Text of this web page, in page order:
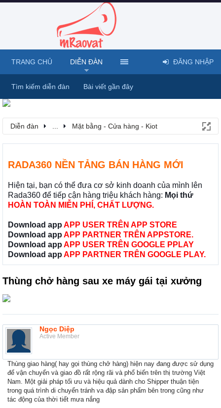
Diễn đàn Mặt bằng - Cửa hàng - Kiot
RADA360 NỀN TẢNG BÁN HÀNG MỚI
Hiện tại, bạn có thể đưa cơ sở kinh doanh của mình lên
Rada360 để tiếp cận hàng triệu khách hàng: Mọi thứ
HOÀN TOÀN MIỄN PHÍ, CHẤT LƯỢNG.
Download app APP USER TRÊN APP STORE
Download app APP PARTNER TRÊN APPSTORE.
Download app APP USER TRÊN GOOGLE PPLAY
Download app APP PARTNER TRÊN GOOGLE PLAY.
Thùng chở hàng sau xe máy gái tại xưởng
Ngọc Diệp
Active Member
Thùng giao hàng( hay gọi thùng chở hàng) hiện nay đang được sử dụng
để vận chuyển và giao đồ rất rộng rãi và phổ biến trên thị trường Việt
Nam. Một giải pháp tối ưu và hiệu quả dành cho Shipper thuận tiện
trong quá trình di chuyển tránh va đập sản phẩm bên trong cũng như
tác động của thời tiết mưa nắng
TRANG CHỦ DIỄN ĐÀN
Tìm kiếm diễn đàn Bài viết gần đây
ĐĂNG NHẬP